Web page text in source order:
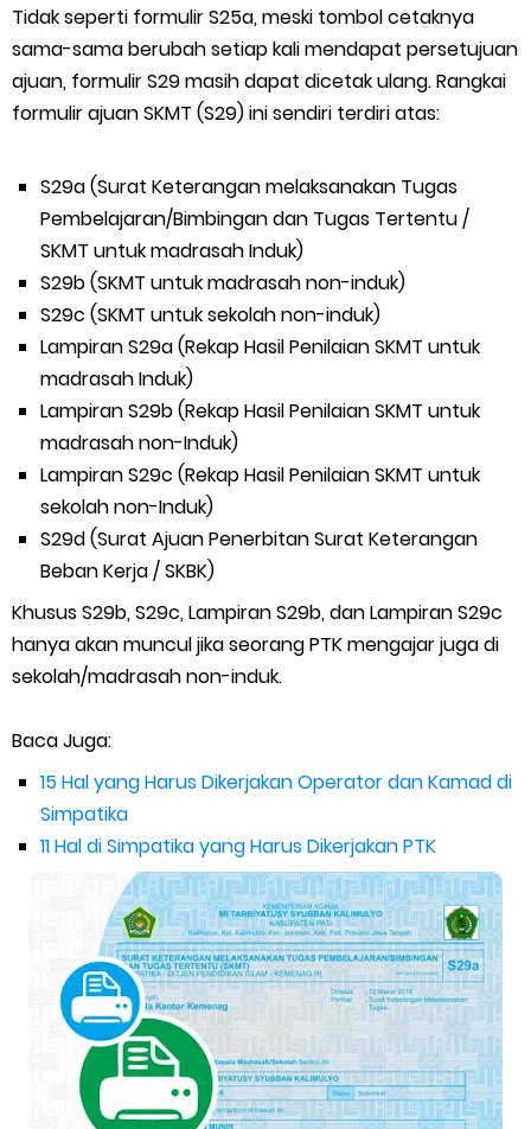
Cara Mengajukan Tunjangan Insentif di EMIS-GTK Baru
Ajuan Tunjangan Insentif Guru dan Tenaga Kependidikan di
Cara Login EMIS GTK Baru untuk Operator dan PTK
SEB Upacara Bendera di Sekolah dan Madrasah
Cara Install Aplikasi Exam Browser Client TKA 2026
Juknis Pembayaran TPG Guru Madrasah 2026
Pelatihan MOOC Pintar Kemenag Periode Maret 2026
Edaran Penyaluran BOP RA & BOS Madrasah Tahap I Tahun
2026
Yang Dilakukan Proktor Sebelum Simulasi TKA
Juknis Pembelajaran pada Bulan Ramadan 2026
Tidak seperti formulir S25a, meski tombol cetaknya
sama-sama berubah setiap kali mendapat persetujuan
ajuan, formulir S29 masih dapat dicetak ulang. Rangkai
formulir ajuan SKMT (S29) ini sendiri terdiri atas:
S29a (Surat Keterangan melaksanakan Tugas
Pembelajaran/Bimbingan dan Tugas Tertentu /
SKMT untuk madrasah Induk)
S29b (SKMT untuk madrasah non-induk)
S29c (SKMT untuk sekolah non-induk)
Lampiran S29a (Rekap Hasil Penilaian SKMT untuk
madrasah Induk)
Lampiran S29b (Rekap Hasil Penilaian SKMT untuk
madrasah non-Induk)
Lampiran S29c (Rekap Hasil Penilaian SKMT untuk
sekolah non-Induk)
S29d (Surat Ajuan Penerbitan Surat Keterangan
Beban Kerja / SKBK)
Khusus S29b, S29c, Lampiran S29b, dan Lampiran S29c
hanya akan muncul jika seorang PTK mengajar juga di
sekolah/madrasah non-induk.
Baca Juga:
15 Hal yang Harus Dikerjakan Operator dan Kamad di
Simpatika
11 Hal di Simpatika yang Harus Dikerjakan PTK